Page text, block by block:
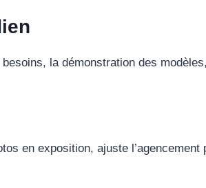
la démonstration des
en exposition, ajuste